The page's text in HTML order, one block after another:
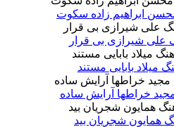
محسن ابراهیم زاده سکوت
علی شیرازی بی قرار
میلاد بابایی مستند
مجید خراطها آرایش ساده
همایون شجریان بید